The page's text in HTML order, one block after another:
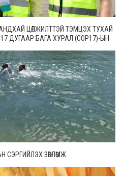
ЦӨЛЖИЛТТЭЙ ТЭМЦЭХ ТУХАЙ
ДУГААР БАГА ХУРАЛ (СОР17)-ЫН
ЗӨВЛӨМЖ